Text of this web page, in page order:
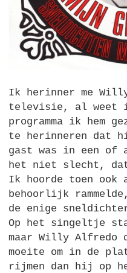
Ik herinner me
televisie, al weet
programma ik hem
te herinneren dat
gast was in een of
het niet slecht, dat
Ik hoorde toen ook
behoorlijk
de enige
Op het singeltje
maar Willy Alfredo
moeite om in de
rijmen dan hij op